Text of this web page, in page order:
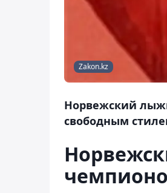
Zakon.kz
Норвежский
свободным